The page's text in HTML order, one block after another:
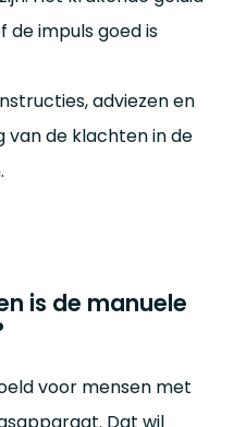
de impuls goed is
adviezen en
van de klachten in de
is de manuele
voor mensen met
Dat wil